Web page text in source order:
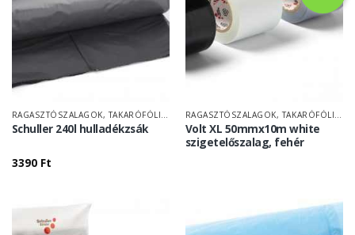
RAGASZTÓSZALAGOK, TAKARÓFÓLIÁK
Schuller 240l hulladékzsák
3390 Ft
RAGASZTÓSZALAGOK, TAKARÓFÓLIÁK
Volt XL 50mmx10m white
szigetelőszalag, fehér